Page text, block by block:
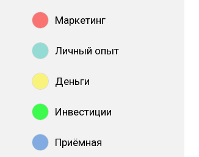
Маркетинг
Личный опыт
Деньги
Инвестиции
Приёмная